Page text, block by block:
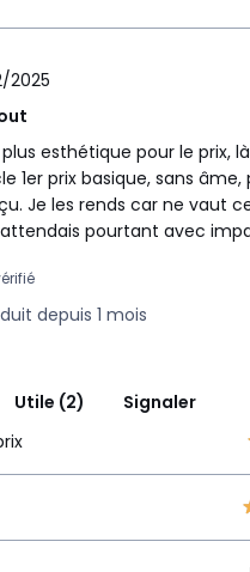
2025
esthétique pour le prix,
1er prix basique, sans âme,
Je les rends car ne vaut
attendais pourtant avec
depuis 1 mois
Utile (2)
Signaler